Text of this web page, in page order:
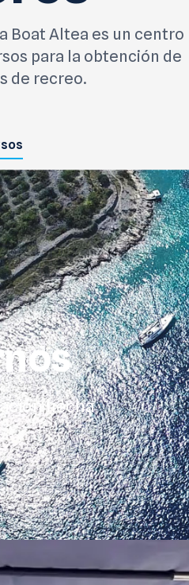
Boat Altea es un centro
para la obtención de
de recreo.
hecha